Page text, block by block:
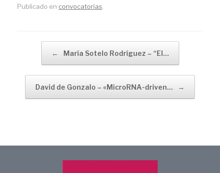
Publicado en convocatorias
← María Sotelo Rodríguez – “El…
David de Gonzalo – «MicroRNA-driven… →